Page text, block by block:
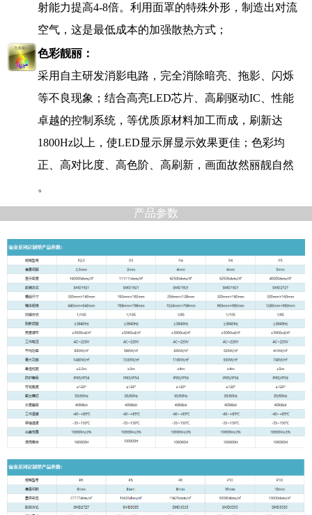
射能力提高4-8倍。利用面罩的特殊外形，制造出对流
空气，这是最低成本的加强散热方式；
色彩靓丽：
采用自主研发消影电路，完全消除暗亮、拖影、闪烁
等不良现象；结合高亮LED芯片、高刷驱动IC 、性能
卓越的控制系统，等优质原材料加工而成，刷新达
1800Hz以上，使LED显示屏显示效果更佳；色彩均
正、高对比度、高色阶、高刷新，画面故然丽靓自然
。
产品参数